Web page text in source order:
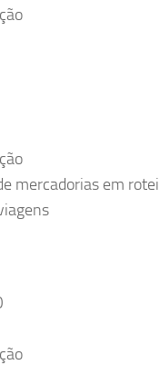
mercadorias em